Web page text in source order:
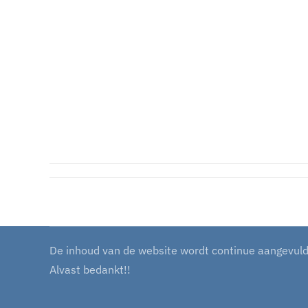
De inhoud van de website wordt continue
Alvast bedankt!!